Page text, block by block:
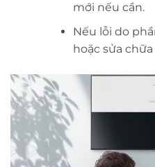
mới nếu cần.
Nếu lỗi do
hoặc sửa